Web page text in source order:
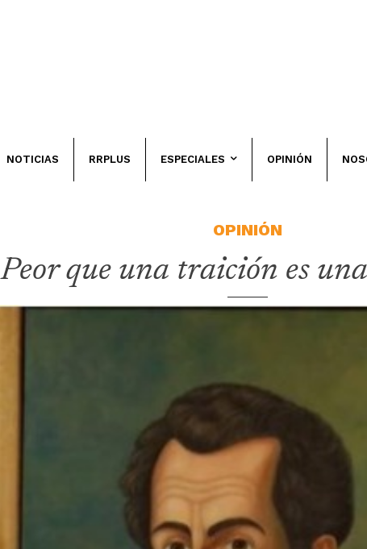
NOTICIAS RRPLUS ESPECIALES OPINIÓN
OPINIÓN
Peor que una traición es